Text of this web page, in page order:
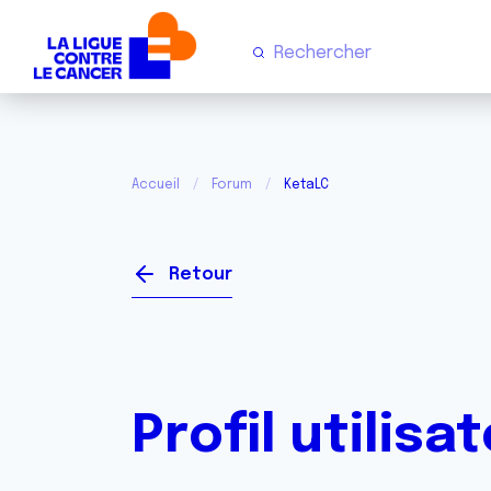
Accueil Forum KetaLC
Retour
Profil